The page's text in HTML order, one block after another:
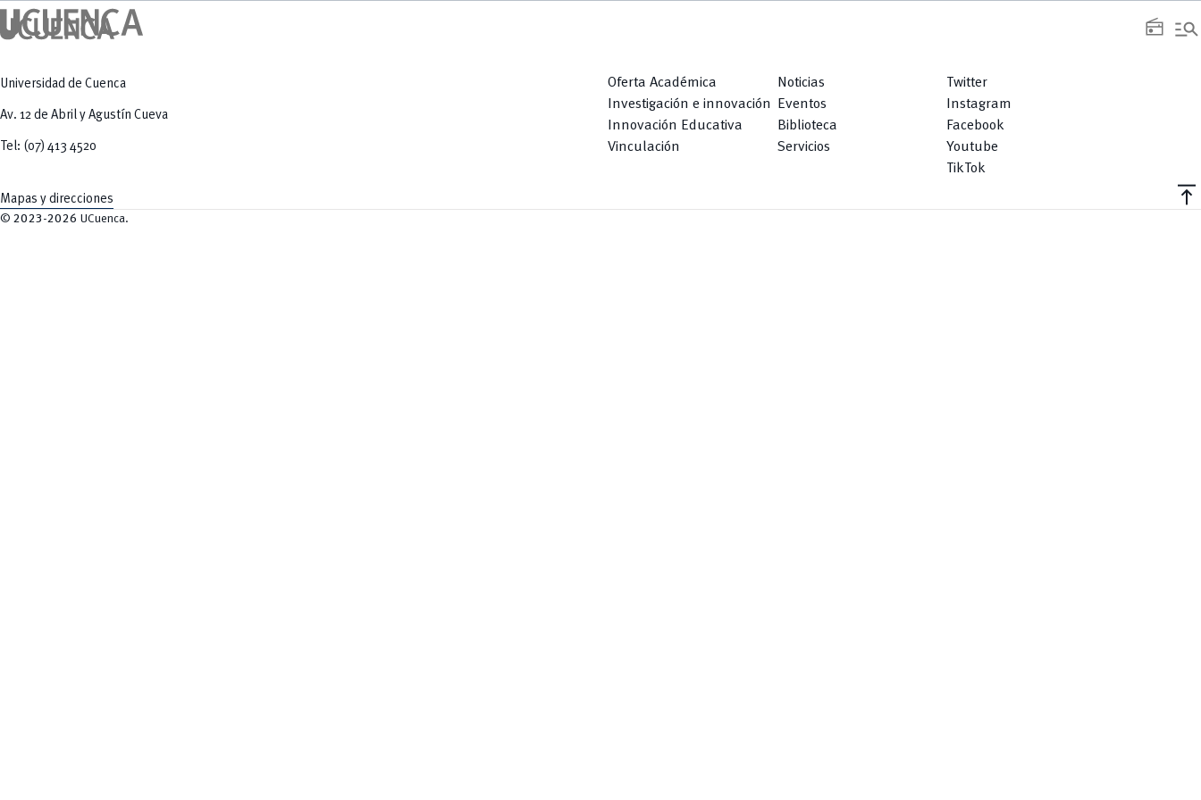
radio manage_search
Universidad de Cuenca
Av. 12 de Abril y Agustín Cueva
Tel: (07) 413 4520
Mapas y direcciones
Oferta Académica
Investigación e innovación
Innovación Educativa
Vinculación
Noticias
Eventos
Biblioteca
Servicios
Twitter
Instagram
Facebook
Youtube
TikTok
vertical_align_top
© 2023-2026 UCuenca.